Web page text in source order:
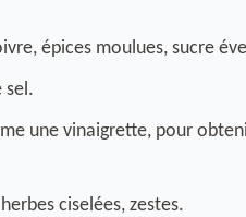
épices moulues, sucre
sel.
une vinaigrette, pour
ciselées, zestes.